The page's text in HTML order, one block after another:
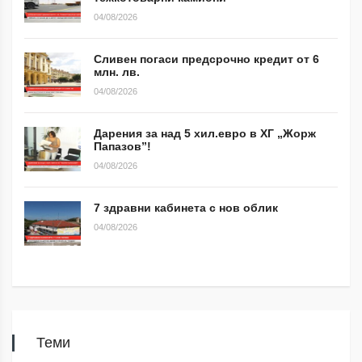
04/08/2026
Сливен погаси предсрочно кредит от 6
млн. лв.
04/08/2026
Дарения за над 5 хил.евро в ХГ „Жорж
Папазов”!
04/08/2026
7 здравни кабинета с нов облик
04/08/2026
Теми